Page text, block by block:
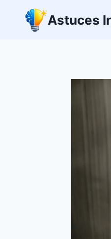
contenu
Astuces